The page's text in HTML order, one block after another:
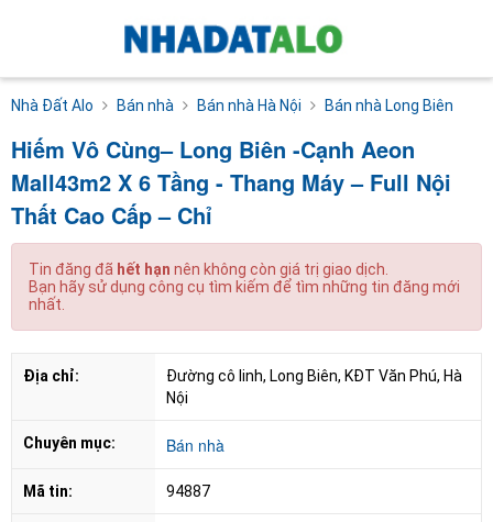
Nhà Đất Alo Bán nhà Bán nhà Hà Nội Bán nhà Long Biên
Hiếm Vô Cùng– Long Biên -Cạnh Aeon
Mall43m2 X 6 Tầng - Thang Máy – Full Nội
Thất Cao Cấp – Chỉ
Tin đăng đã hết hạn nên không còn giá trị giao dịch.
Bạn hãy sử dụng công cụ tìm kiếm để tìm những tin đăng mới
nhất.
Địa chỉ:
Đường cô linh, Long Biên, KĐT Văn Phú, Hà
Nội
Chuyên mục: Bán nhà
Mã tin: 94887